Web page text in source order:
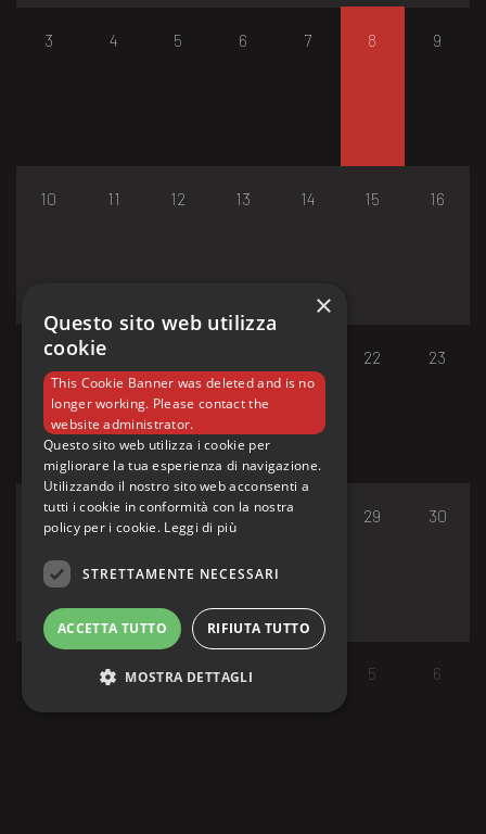
3 4 5 6 7 8 9
10 11 12 13 14 15 16
17 18 22 23
24 25 26 27 29 30
1 2 3 5 6
×
Questo sito web utilizza
cookie
This Cookie Banner was deleted and is no
longer working. Please contact the
website administrator.
Questo sito web utilizza i cookie per
migliorare la tua esperienza di navigazione.
Utilizzando il nostro sito web acconsenti a
tutti i cookie in conformità con la nostra
policy per i cookie. Leggi di più
STRETTAMENTE NECESSARI
ACCETTA TUTTO RIFIUTA TUTTO
MOSTRA DETTAGLI